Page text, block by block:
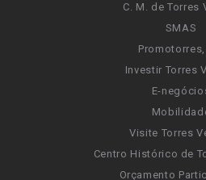
C. M. de Torres
SMAS
Promotorres,
Investir Torres
E-
Visite Torres
Centro Histórico de
Orçamento